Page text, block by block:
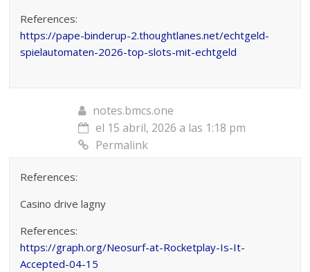
References:
https://pape-binderup-2.thoughtlanes.net/echtgeld-
spielautomaten-2026-top-slots-mit-echtgeld
notes.bmcs.one
el 15 abril, 2026 a las 1:18 pm
Permalink
References:
Casino drive lagny
References:
https://graph.org/Neosurf-at-Rocketplay-Is-It-
Accepted-04-15